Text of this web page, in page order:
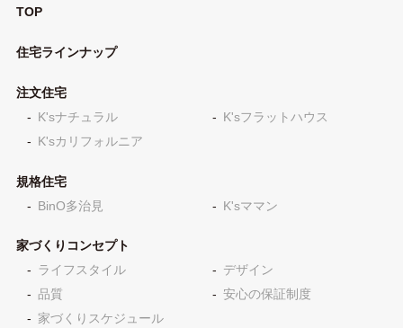
TOP
住宅ラインナップ
注文住宅
K'sナチュラル
K'sフラットハウス
K'sカリフォルニア
規格住宅
BinO多治見
K'sママン
家づくりコンセプト
ライフスタイル
デザイン
品質
安心の保証制度
家づくりスケジュール